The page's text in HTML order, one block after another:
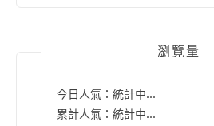
瀏覽量
今日人氣： 統計中...
累計人氣： 統計中...